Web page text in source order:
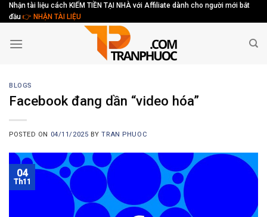
Skip
to
Nhận tài liệu cách KIẾM TIỀN TẠI NHÀ với Affiliate dành cho người mới bắt
đầu 👉 NHẬN TÀI LIỆU
BLOGS
Facebook đang dần “video hóa”
POSTED ON 04/11/2025 BYTRAN PHUOC
04
Th11